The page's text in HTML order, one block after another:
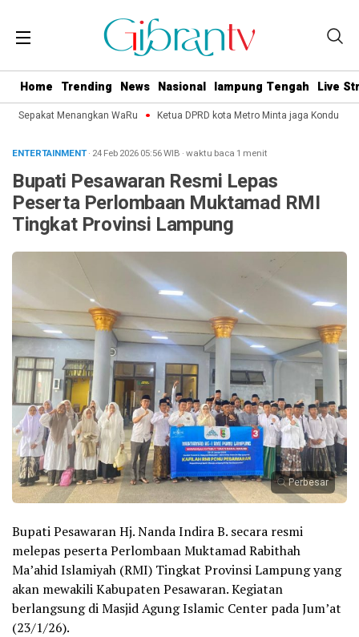
Home Trending News Nasional lampung Tengah Live
Menangkan WaRu Ketua DPRD kota Metro Minta jaga Kondusifitas
ENTERTAINMENT· 24 Feb 202605:56WIB ·waktu baca 1 menit
Bupati Pesawaran Resmi Lepas
Peserta Perlombaan Muktamad RMI
Tingkat Provinsi Lampung
Perbesar
Bupati Pesawaran Hj. Nanda Indira B. secara resmi
melepas peserta Perlombaan Muktamad Rabithah
Ma’ahid Islamiyah (RMI) Tingkat Provinsi Lampung yang
akan mewakili Kabupaten Pesawaran. Kegiatan
berlangsung di Masjid Agung Islamic Center pada Jum’at
(23/1/26).